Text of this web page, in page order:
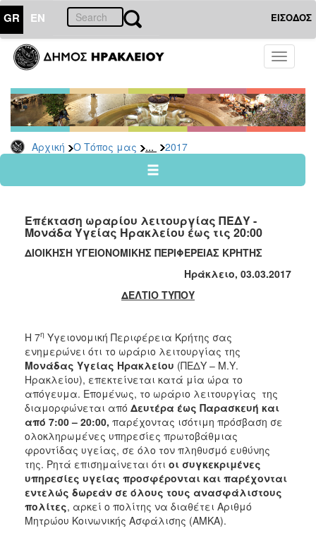
GR EN ΕΙΣΟΔΟΣ
Toggle
Αρχική Ο Τόπος μας ... 2017
ΤΟΠΟΣ
ΜΑΣ
Ανακοινώσεις
Αρχείο
2026
2024
2022
2021
2017
2016
2015
2012
2011
ΔΗΜΟΣ
ΠΟΛΙΤΙΣΜΟΣ
Επέκταση ωραρίου λειτουργίας ΠΕΔΥ -
Μονάδα Υγείας Ηρακλείου έως τις 20:00
ΔΙΟΙΚΗΣΗ ΥΓΕΙΟΝΟΜΙΚΗΣ ΠΕΡΙΦΕΡΕΙΑΣ ΚΡΗΤΗΣ
Ηράκλειο, 03.03.2017
ΔΕΛΤΙΟ ΤΥΠΟΥ
Η 7η Υγειονομική Περιφέρεια Κρήτης σας
ενημερώνει ότι το ωράριο λειτουργίας της
Μονάδας Υγείας Ηρακλείου (ΠΕΔΥ – Μ.Υ.
Ηρακλείου), επεκτείνεται κατά μία ώρα το
απόγευμα. Επομένως, το ωράριο λειτουργίας της
διαμορφώνεται από Δευτέρα έως Παρασκευή και
από 7:00 – 20:00, παρέχοντας ισότιμη πρόσβαση σε
ολοκληρωμένες υπηρεσίες πρωτοβάθμιας
φροντίδας υγείας, σε όλο τον πληθυσμό ευθύνης
της. Ρητά επισημαίνεται ότι οι συγκεκριμένες
υπηρεσίες υγείας προσφέρονται και παρέχονται
εντελώς δωρεάν σε όλους τους ανασφάλιστους
πολίτες, αρκεί ο πολίτης να διαθέτει Αριθμό
Μητρώου Κοινωνικής Ασφάλισης (ΑΜΚΑ).